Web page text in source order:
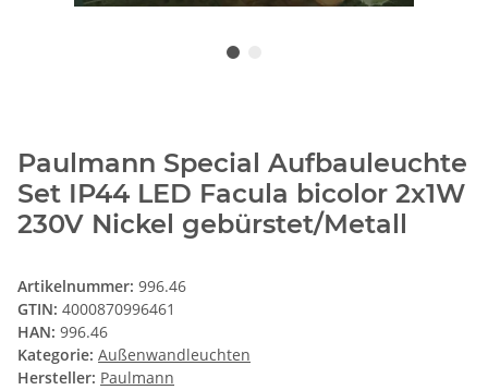
Paulmann Special Aufbauleuchte
Set IP44 LED Facula bicolor 2x1W
230V Nickel gebürstet/Metall
Artikelnummer: 996.46
GTIN: 4000870996461
HAN: 996.46
Kategorie: Außenwandleuchten
Hersteller: Paulmann